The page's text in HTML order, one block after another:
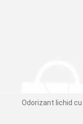
Odorizant lichid